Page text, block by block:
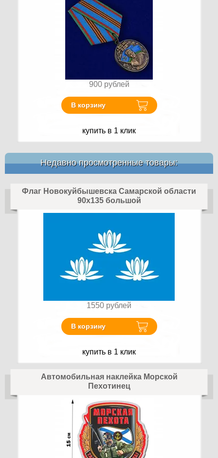
900 рублей
В корзину
купить в 1 клик
Недавно просмотренные товары:
Флаг Новокуйбышевска Самарской области
90х135 большой
1550 рублей
В корзину
купить в 1 клик
Автомобильная наклейка Морской
Пехотинец